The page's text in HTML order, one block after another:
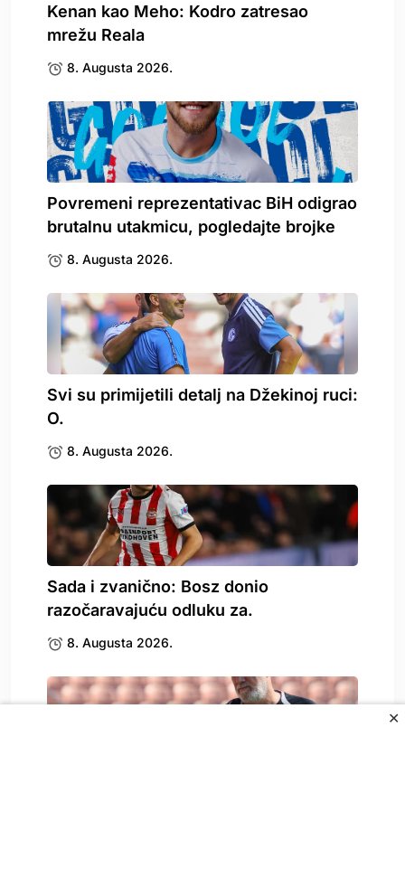
✕
Kenan kao Meho: Kodro zatresao
mrežu Reala
8. Augusta 2026.
Povremeni reprezentativac BiH odigrao
brutalnu utakmicu, pogledajte brojke
8. Augusta 2026.
Svi su primijetili detalj na Džekinoj ruci:
O.
8. Augusta 2026.
Sada i zvanično: Bosz donio
razočaravajuću odluku za.
8. Augusta 2026.